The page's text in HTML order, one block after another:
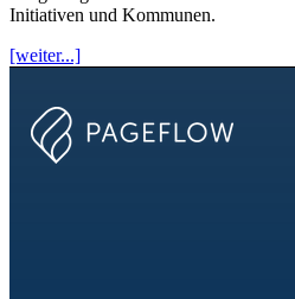
Initiativen und Kommunen.
[weiter...]